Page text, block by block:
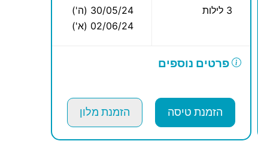
3 לילות
30/05/24 (ה')
02/06/24 (א')
פרטים נוספים
הזמנת טיסה הזמנת מלון